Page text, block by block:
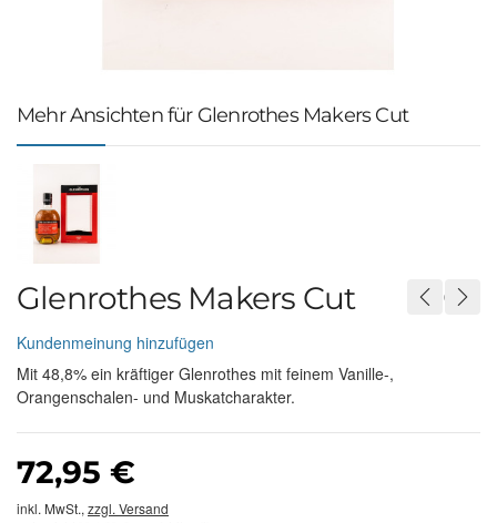
Mehr Ansichten für Glenrothes Makers Cut
Glenrothes Makers Cut
Kundenmeinung hinzufügen
Mit 48,8% ein kräftiger Glenrothes mit feinem Vanille-,
Orangenschalen- und Muskatcharakter.
72,95 €
inkl. MwSt., zzgl. Versand